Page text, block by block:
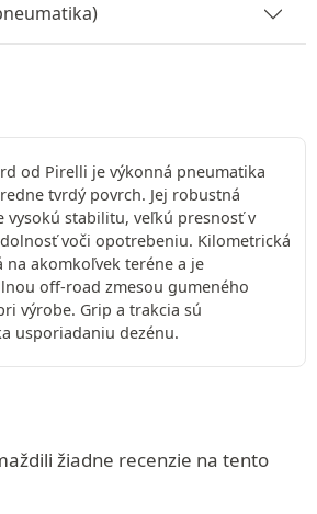
od Pirelli je výkonná pneumatika
tvrdý povrch. Jej robustná
vysokú stabilitu, veľkú presnosť v
voči opotrebeniu. Kilometrická
na akomkoľvek teréne a je
off-road zmesou gumeného
výrobe. Grip a trakcia sú
usporiadaniu dezénu.
žiadne recenzie na tento